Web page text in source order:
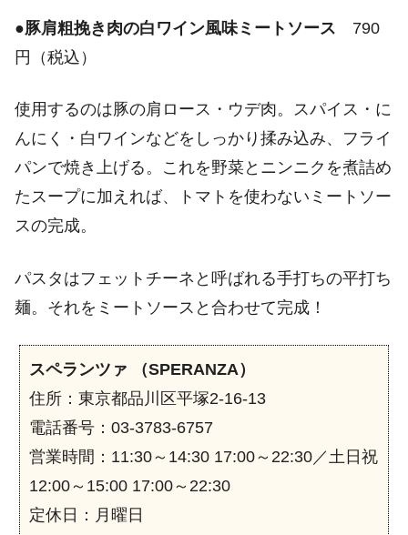
●豚肩粗挽き肉の白ワイン風味ミートソース 790
円（税込）
使用するのは豚の肩ロース・ウデ肉。スパイス・に
んにく・白ワインなどをしっかり揉み込み、フライ
パンで焼き上げる。これを野菜とニンニクを煮詰め
たスープに加えれば、トマトを使わないミートソー
スの完成。
パスタはフェットチーネと呼ばれる手打ちの平打ち
麺。それをミートソースと合わせて完成！
スペランツァ （SPERANZA）
住所：東京都品川区平塚2-16-13
電話番号：03-3783-6757
営業時間：11:30～14:30 17:00～22:30／土日祝
12:00～15:00 17:00～22:30
定休日：月曜日